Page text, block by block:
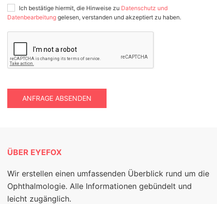
Ich bestätige hiermit, die Hinweise zu Datenschutz und
Datenbearbeitung gelesen, verstanden und akzeptiert zu haben.
ANFRAGE ABSENDEN
ÜBER EYEFOX
Wir erstellen einen umfassenden Überblick rund um die
Ophthalmologie. Alle Informationen gebündelt und
leicht zugänglich.